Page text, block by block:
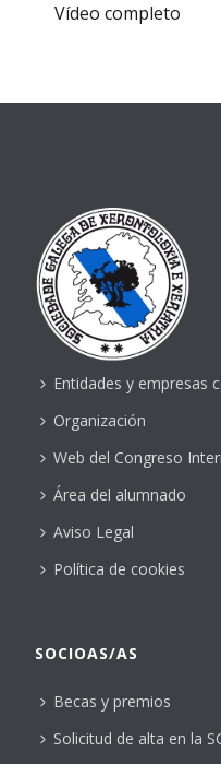
Vídeo completo
Entidades y empresas
Organización
Web del Congreso
Área del alumnado
Aviso Legal
Política de cookies
SOCIOAS/AS
Becas y premios
Solicitud de alta en la